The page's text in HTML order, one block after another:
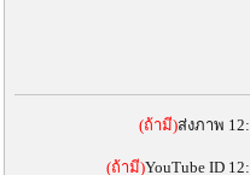
(ถ้ามี)ส่งภาพ 12:
(ถ้ามี)YouTube ID 12: